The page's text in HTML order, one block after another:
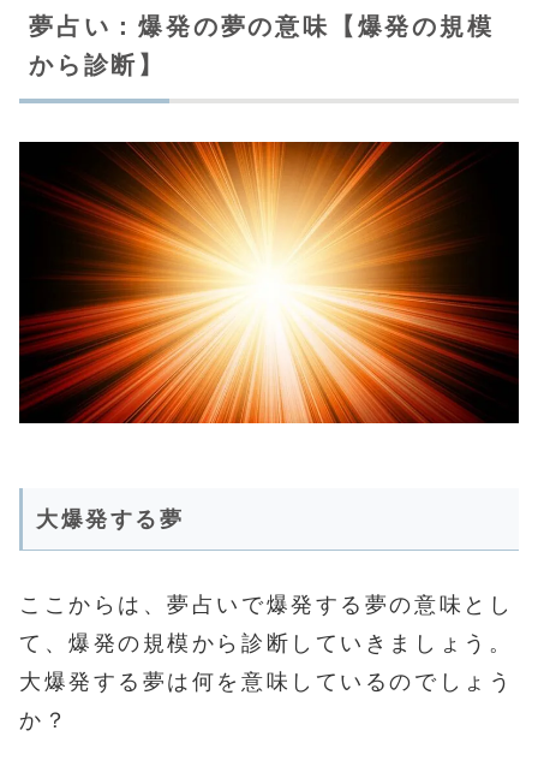
夢占い：爆発の夢の意味【爆発の規模
から診断】
大爆発する夢
ここからは、夢占いで爆発する夢の意味とし
て、爆発の規模から診断していきましょう。
大爆発する夢は何を意味しているのでしょう
か？